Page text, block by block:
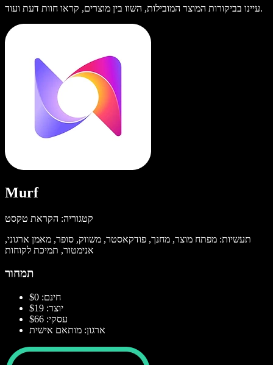
עיינו בביקורות המוצר המובילות, השוו בין מוצרים, קראו חוות דעת ועוד.
Murf
קטגוריה: הקראת טקסט
תעשיות: מפתח מוצר, מחנך, פודקאסטר, משווק, סופר, מאמן ארגוני,
אנימטור, תמיכת לקוחות
תמחור
חינם: $0
יוצר: $19
עסקי: $66
ארגון: מותאם אישית